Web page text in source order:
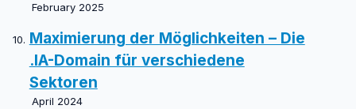
February 2025
Maximierung der Möglichkeiten – Die
.IA-Domain für verschiedene
Sektoren
April 2024